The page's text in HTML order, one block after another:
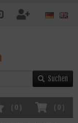
Suchen
( 0 )
( 0 )